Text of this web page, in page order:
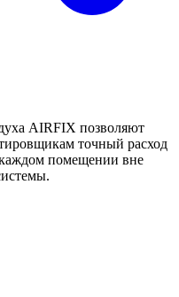
AIRFIX позволяют
точный расход
помещении вне